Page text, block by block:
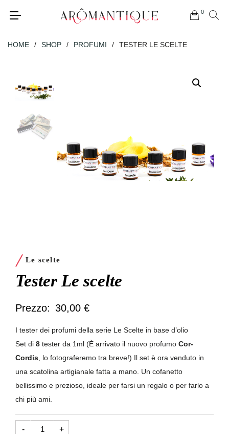
0
HOME / SHOP / PROFUMI / TESTER LE SCELTE
Le scelte
Tester Le scelte
30,00 €
I tester dei profumi della serie Le Scelte in base d’olio
Set di 8 tester da 1ml (È arrivato il nuovo profumo Cor-
Cordis , lo fotograferemo tra breve!) Il set è ora venduto in
una scatolina artigianale fatta a mano. Un cofanetto
bellissimo e prezioso, ideale per farsi un regalo o per farlo a
chi più ami.
-
Tester
+